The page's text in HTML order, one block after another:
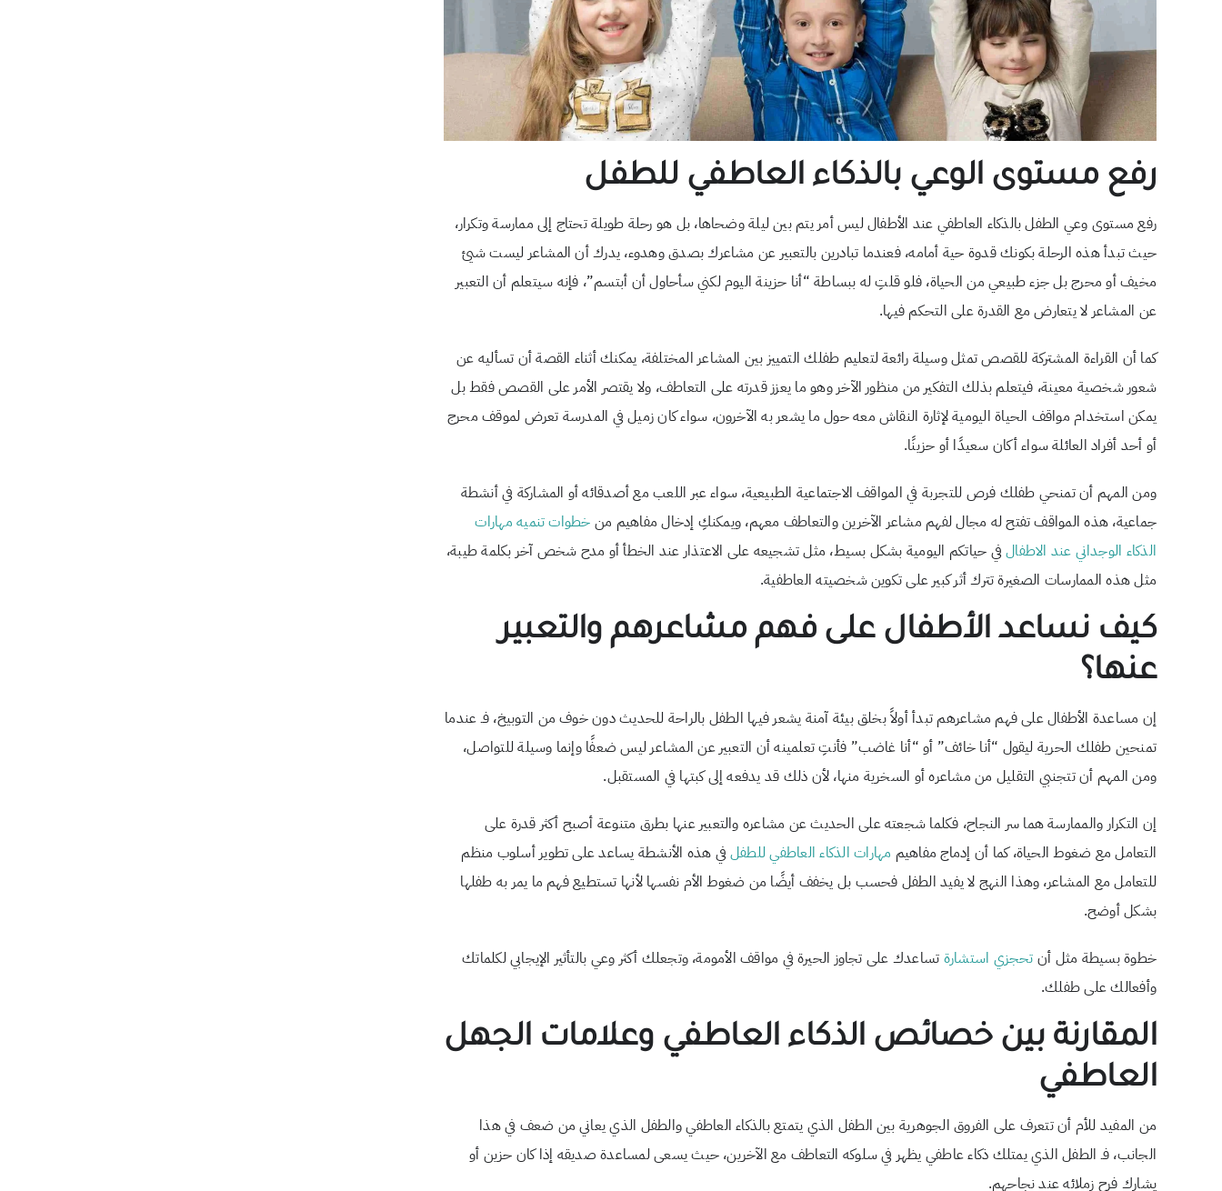
رفع مستوى الوعي بالذكاء العاطفي للطفل
رفع مستوى وعي الطفل بالذكاء العاطفي عند الأطفال ليس أمر يتم بين ليلة وضحاها، بل هو رحلة طويلة تحتاج إلى ممارسة وتكرار،
حيث تبدأ هذه الرحلة بكونك قدوة حية أمامه، فعندما تبادرين بالتعبير عن مشاعرك بصدق وهدوء، يدرك أن المشاعر ليست شيئ
مخيف أو محرج بل جزء طبيعي من الحياة، فلو قلتِ له ببساطة “أنا حزينة اليوم لكني سأحاول أن أبتسم”، فإنه سيتعلم أن التعبير
عن المشاعر لا يتعارض مع القدرة على التحكم فيها.
كما أن القراءة المشتركة للقصص تمثل وسيلة رائعة لتعليم طفلك التمييز بين المشاعر المختلفة، يمكنك أثناء القصة أن تسأليه عن
شعور شخصية معينة، فيتعلم بذلك التفكير من منظور الآخر وهو ما يعزز قدرته على التعاطف، ولا يقتصر الأمر على القصص فقط بل
يمكن استخدام مواقف الحياة اليومية لإثارة النقاش معه حول ما يشعر به الآخرون، سواء كان زميل في المدرسة تعرض لموقف محرج
أو أحد أفراد العائلة سواء أكان سعيدًا أو حزينًا.
ومن المهم أن تمنحي طفلك فرص للتجربة في المواقف الاجتماعية الطبيعية، سواء عبر اللعب مع أصدقائه أو المشاركة في أنشطة
جماعية، هذه المواقف تفتح له مجال لفهم مشاعر الآخرين والتعاطف معهم، ويمكنكِ إدخال مفاهيم من خطوات تنميه مهارات
الذكاء الوجداني عند الاطفالفي حياتكم اليومية بشكل بسيط، مثل تشجيعه على الاعتذار عند الخطأ أو مدح شخص آخر بكلمة طيبة،
مثل هذه الممارسات الصغيرة تترك أثر كبير على تكوين شخصيته العاطفية.
كيف نساعد الأطفال على فهم مشاعرهم والتعبير
عنها؟
إن مساعدة الأطفال على فهم مشاعرهم تبدأ أولاً بخلق بيئة آمنة يشعر فيها الطفل بالراحة للحديث دون خوف من التوبيخ، فـ عندما
تمنحين طفلك الحرية ليقول “أنا خائف” أو “أنا غاضب” فأنتِ تعلمينه أن التعبير عن المشاعر ليس ضعفًا وإنما وسيلة للتواصل،
ومن المهم أن تتجنبي التقليل من مشاعره أو السخرية منها، لأن ذلك قد يدفعه إلى كبتها في المستقبل.
إن التكرار والممارسة هما سر النجاح، فكلما شجعته على الحديث عن مشاعره والتعبير عنها بطرق متنوعة أصبح أكثر قدرة على
التعامل مع ضغوط الحياة، كما أن إدماج مفاهيم مهارات الذكاء العاطفي للطفل في هذه الأنشطة يساعد على تطوير أسلوب منظم
للتعامل مع المشاعر، وهذا النهج لا يفيد الطفل فحسب بل يخفف أيضًا من ضغوط الأم نفسها لأنها تستطيع فهم ما يمر به طفلها
بشكل أوضح.
خطوة بسيطة مثل أن تحجزي استشارة تساعدك على تجاوز الحيرة في مواقف الأمومة، وتجعلك أكثر وعي بالتأثير الإيجابي لكلماتك
وأفعالك على طفلك.
المقارنة بين خصائص الذكاء العاطفي وعلامات الجهل
العاطفي
من المفيد للأم أن تتعرف على الفروق الجوهرية بين الطفل الذي يتمتع بالذكاء العاطفي والطفل الذي يعاني من ضعف في هذا
الجانب، فـ الطفل الذي يمتلك ذكاء عاطفي يظهر في سلوكه التعاطف مع الآخرين، حيث يسعى لمساعدة صديقه إذا كان حزين أو
يشارك فرح زملائه عند نجاحهم.